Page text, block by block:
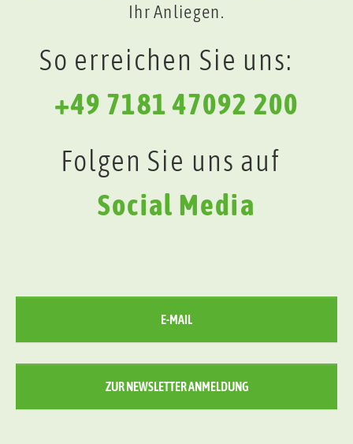
Ihr Anliegen.
So erreichen Sie uns:
+49 7181 47092 200
Folgen Sie uns auf
Social Media
E-MAIL
ZUR NEWSLETTER ANMELDUNG